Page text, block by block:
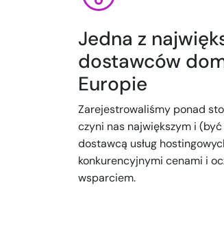
Jedna z
dostawców
Europie
Zarejestrowaliśmy ponad
czyni nas największym i
dostawcą usług
konkurencyjnymi cenami i
wsparciem.